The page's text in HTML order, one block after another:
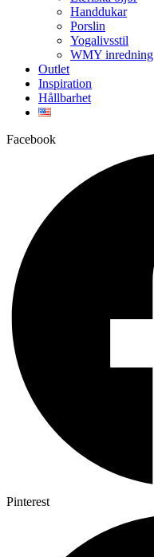
Handdukar
Porslin
Yogalivsstil
WMY inredning
Outlet
Inspiration
Hållbarhet
Facebook
Pinterest